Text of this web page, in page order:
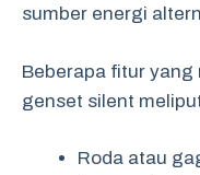
sumber energi
Beberapa fitur
genset silent
Roda atau